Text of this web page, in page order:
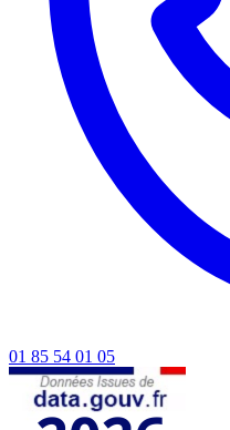
01 85 54 01 05